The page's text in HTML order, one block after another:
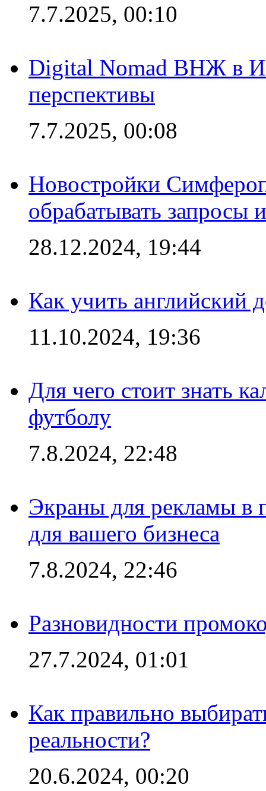
7.7.2025, 00:10
Digital Nomad ВНЖ в
перспективы
7.7.2025, 00:08
Новостройки
обрабатывать запросы
28.12.2024, 19:44
Как учить английский
11.10.2024, 19:36
Для чего стоит знать
футболу
7.8.2024, 22:48
Экраны для рекламы в
для вашего бизнеса
7.8.2024, 22:46
Разновидности
27.7.2024, 01:01
Как правильно
реальности?
20.6.2024, 00:20